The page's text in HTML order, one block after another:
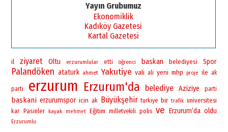
bir vizyon proje daha!
02 Ağustos 2026 Pazar
Yayın Grubumuz
Ekonomiklik
Kadıköy Gazetesi
Kartal Gazetesi
il ziyaret Oltu erzurumlular etti öğrenci baskan belediyesi Spor
Palandöken ataturk ahmet Yakutiye vali ali yeni mhp proje ile ak
parti erzurum Erzurum'da belediye Aziziye parti
baskani erzurumspor icin ak Büyükşehir turkiye bir trafik universitesi
kar Pasinler kayak mehmet Eğitim milletvekili polis ve Erzurum’da oldu
Erzurumlu